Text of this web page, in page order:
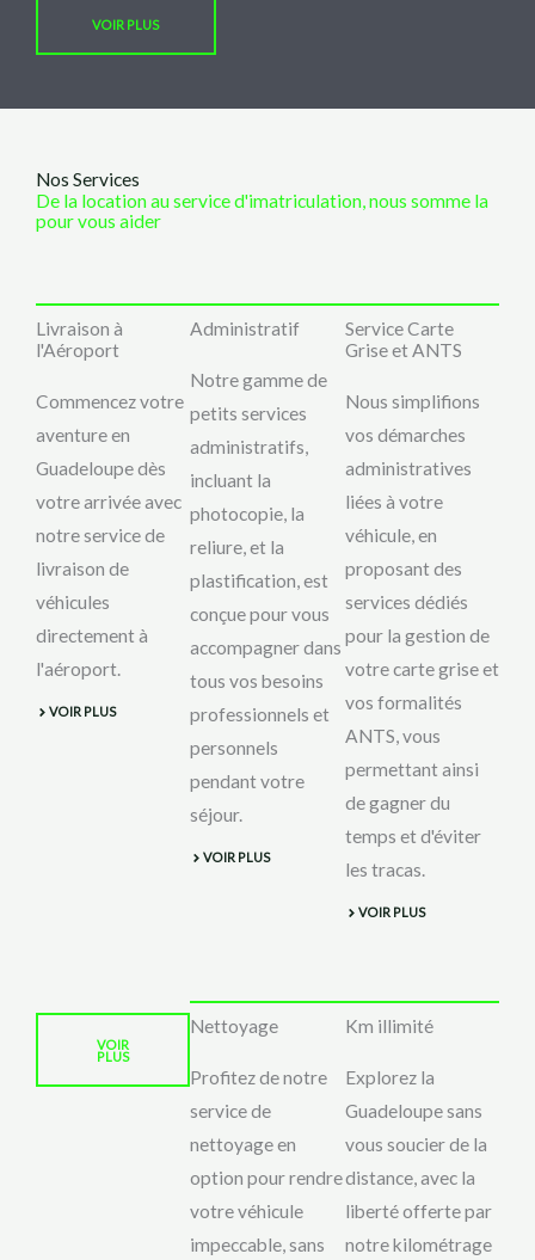
VOIR PLUS
Nos Services
De la location au service d'imatriculation, nous somme la
pour vous aider
Livraison à
l'Aéroport
Commencez votre
aventure en
Guadeloupe dès
votre arrivée avec
notre service de
livraison de
véhicules
directement à
l'aéroport.
VOIR PLUS
Administratif
Notre gamme de
petits services
administratifs,
incluant la
photocopie, la
reliure, et la
plastification, est
conçue pour vous
accompagner dans
tous vos besoins
professionnels et
personnels
pendant votre
séjour.
VOIR PLUS
Service Carte
Grise et ANTS
Nous simplifions
vos démarches
administratives
liées à votre
véhicule, en
proposant des
services dédiés
pour la gestion de
votre carte grise et
vos formalités
ANTS, vous
permettant ainsi
de gagner du
temps et d'éviter
les tracas.
VOIR PLUS
VOIR
PLUS
Nettoyage
Profitez de notre
service de
nettoyage en
option pour rendre
votre véhicule
impeccable, sans
Km illimité
Explorez la
Guadeloupe sans
vous soucier de la
distance, avec la
liberté offerte par
notre kilométrage